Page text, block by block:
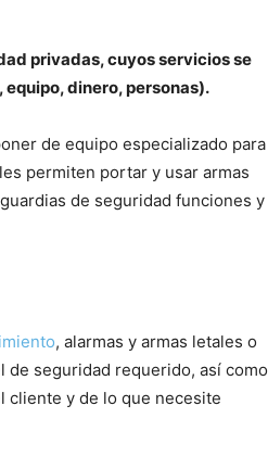
privadas, cuyos servicios se
dinero, personas).
de equipo especializado para
permiten portar y usar armas
de seguridad funciones y
, alarmas y armas letales o
de seguridad requerido, así como
cliente y de lo que necesite